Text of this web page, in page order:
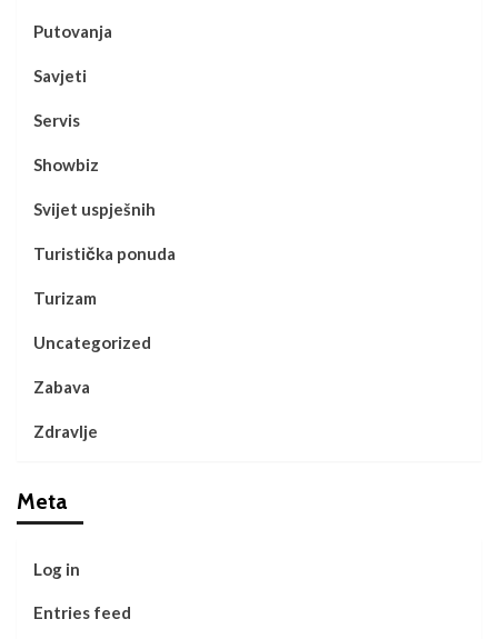
Putovanja
Savjeti
Servis
Showbiz
Svijet uspješnih
Turistička ponuda
Turizam
Uncategorized
Zabava
Zdravlje
Meta
Log in
Entries feed